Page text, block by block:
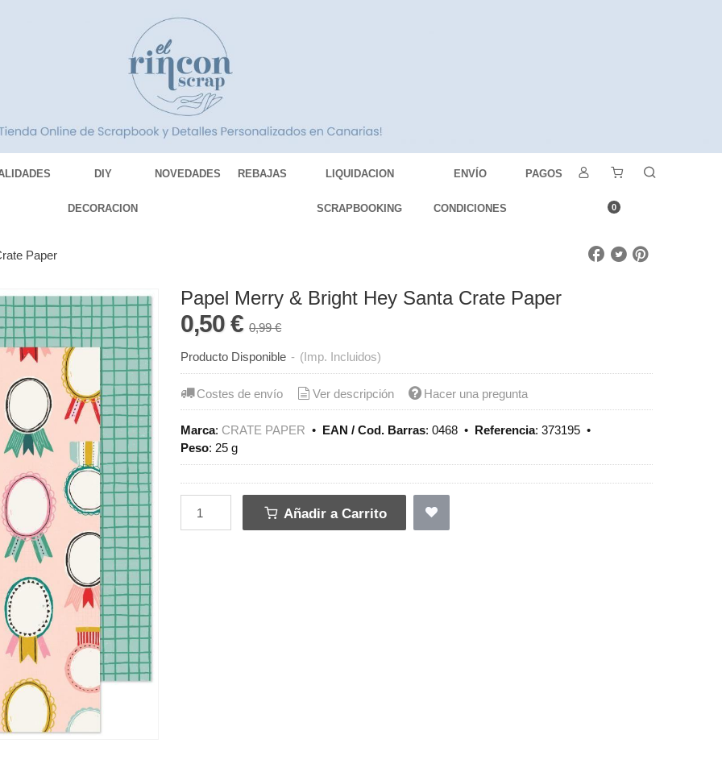
DIY
DECORACION
NOVEDADES REBAJAS LIQUIDACION
SCRAPBOOKING
ENVÍO
CONDICIONES
PAGOS
0
Paper
Papel Merry & Bright Hey Santa Crate Paper
0,50 €0,99 €
Producto Disponible - (Imp. Incluidos)
Costes de envío Ver descripción Hacer una pregunta
Marca: CRATE PAPER • EAN / Cod. Barras:0468 • Referencia:373195 •
Peso: 25 g
Añadir a Carrito